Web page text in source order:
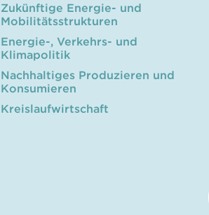
Zukünftige Energie- und
Mobilitätsstrukturen
Energie-, Verkehrs- und
Klimapolitik
Nachhaltiges Produzieren und
Konsumieren
Kreislaufwirtschaft